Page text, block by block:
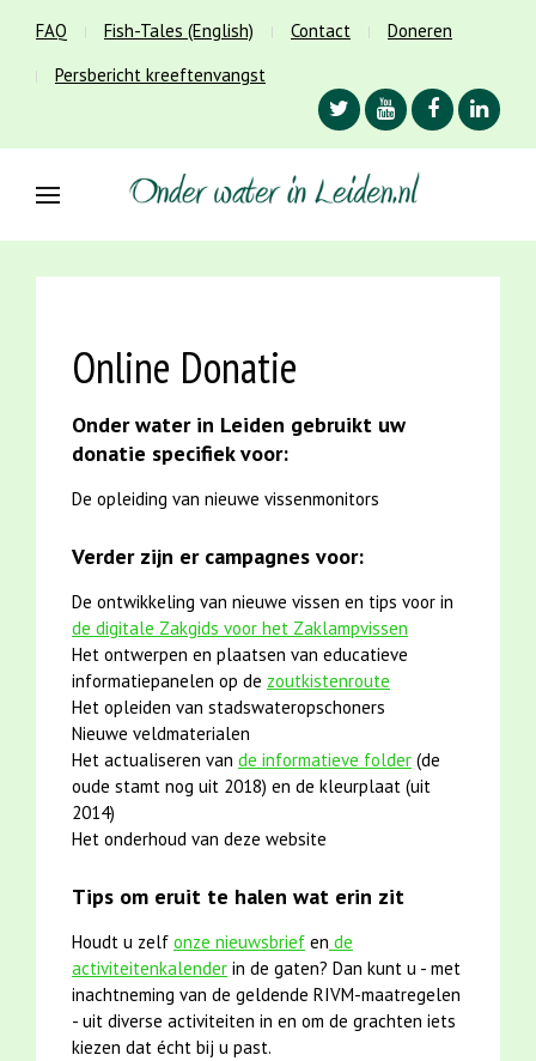
FAQ Fish-Tales (English) Contact
Doneren
Persbericht kreeftenvangst
Online Donatie
Onder water in Leiden gebruikt uw
donatie specifiek voor:
De opleiding van nieuwe vissenmonitors
Verder zijn er campagnes voor:
De ontwikkeling van nieuwe vissen en tips voor in
de digitale Zakgids voor het Zaklampvissen
Het ontwerpen en plaatsen van educatieve
informatiepanelen op de zoutkistenroute
Het opleiden van stadswateropschoners
Nieuwe veldmaterialen
Het actualiseren van de informatieve folder (de
oude stamt nog uit 2018) en de kleurplaat (uit
2014)
Het onderhoud van deze website
Tips om eruit te halen wat erin zit
Houdt u zelf onze nieuwsbrief en de
activiteitenkalender in de gaten? Dan kunt u - met
inachtneming van de geldende RIVM-maatregelen
- uit diverse activiteiten in en om de grachten iets
kiezen dat écht bij u past.